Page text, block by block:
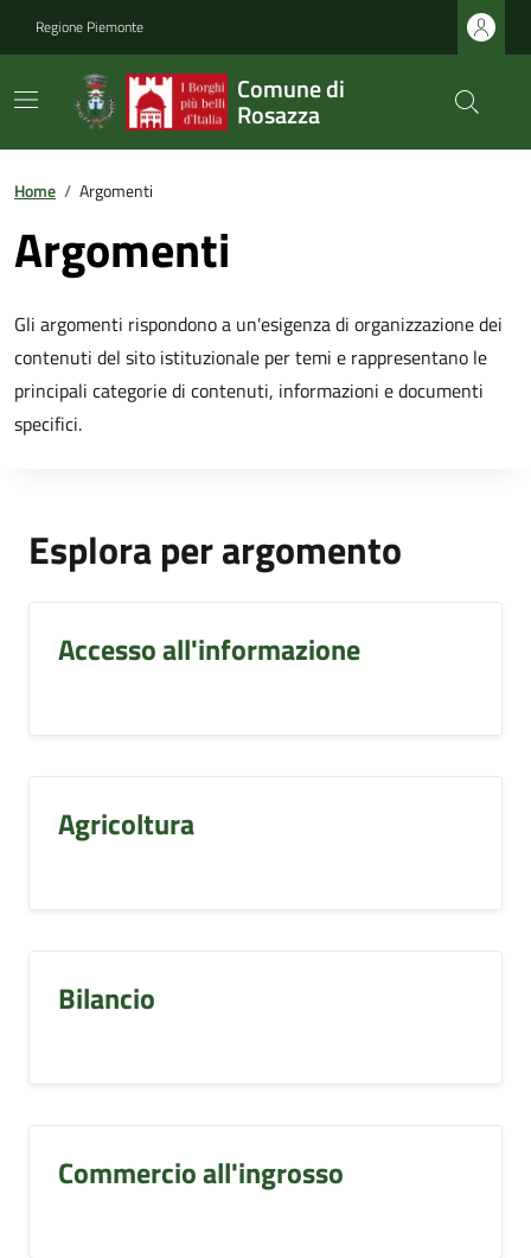
Regione Piemonte
Comune di
Rosazza
Home / Argomenti
Argomenti
Gli argomenti rispondono a un'esigenza di organizzazione dei
contenuti del sito istituzionale per temi e rappresentano le
principali categorie di contenuti, informazioni e documenti
specifici.
Esplora per argomento
Accesso all'informazione
Agricoltura
Bilancio
Commercio all'ingrosso